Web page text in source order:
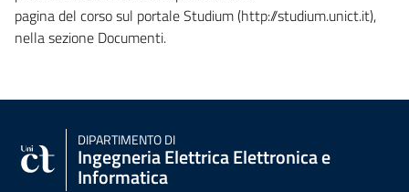
pagina del corso sul portale Studium (http://studium.unict.it),
nella sezione Documenti.
DIPARTIMENTO DI
Ingegneria Elettrica Elettronica e
Informatica